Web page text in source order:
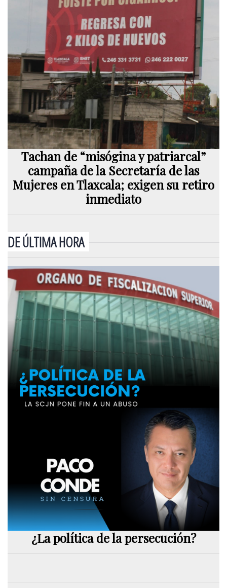
Tachan de “misógina y patriarcal”
campaña de la Secretaría de las
Mujeres en Tlaxcala; exigen su retiro
inmediato
DE ÚLTIMA HORA
¿La política de la persecución?